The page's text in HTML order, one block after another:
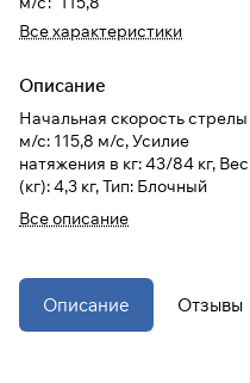
Все характеристики
Описание
Начальная скорость стрелы
м/с: 115,8 м/с, Усилие
натяжения в кг: 43/84 кг, Вес
(кг): 4,3 кг, Тип: Блочный
Все описание
Описание Отзывы
картой
Получайте
выбранный
25%